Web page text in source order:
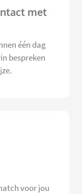
met
één dag
bespreken
voor jou